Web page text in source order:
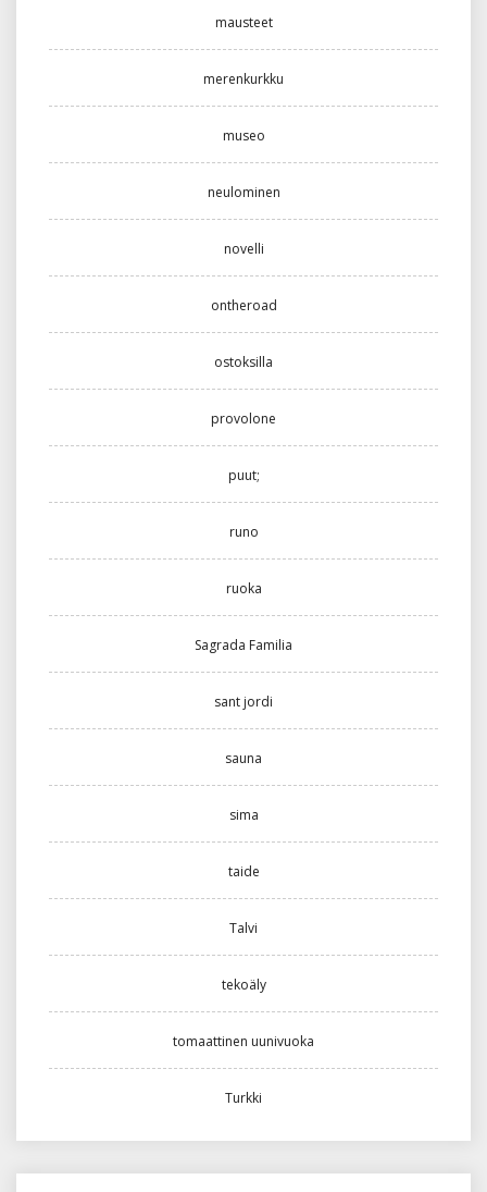
mausteet
merenkurkku
museo
neulominen
novelli
ontheroad
ostoksilla
provolone
puut;
runo
ruoka
Sagrada Familia
sant jordi
sauna
sima
taide
Talvi
tekoäly
tomaattinen uunivuoka
Turkki